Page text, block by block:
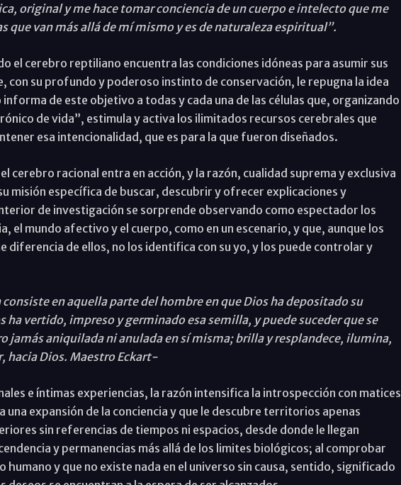
original y me hace tomar conciencia de un cuerpo e intelecto que me
que van más allá de mí mismo y es de naturaleza espiritual”.
el cerebro reptiliano encuentra las condiciones idóneas para asumir sus
con su profundo y poderoso instinto de conservación, le repugna la idea
de este objetivo a todas y cada una de las células que, organizando
de vida”, estimula y activa los ilimitados recursos cerebrales que
esa intencionalidad, que es para la que fueron diseñados.
cerebro racional entra en acción, y la razón, cualidad suprema y exclusiva
misión específica de buscar, descubrir y ofrecer explicaciones y
de investigación se sorprende observando como espectador los
el mundo afectivo y el cuerpo, como en un escenario, y que, aunque los
diferencia de ellos, no los identifica con su yo, y los puede controlar y
consiste en aquella parte del hombre en que Dios ha depositado su
ha vertido, impreso y germinado esa semilla, y puede suceder que se
jamás aniquilada ni anulada en sí misma; brilla y resplandece, ilumina,
hacia Dios. Maestro Eckart-
e íntimas experiencias, la razón intensifica la introspección con matices
una expansión de la conciencia y que le descubre territorios apenas
sin referencias de tiempos ni espacios, desde donde le llegan
y permanencias más allá de los limites biológicos; al comprobar
humano y que no existe nada en el universo sin causa, sentido, significado